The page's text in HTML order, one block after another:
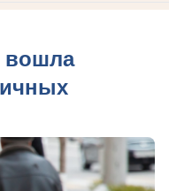
вошла